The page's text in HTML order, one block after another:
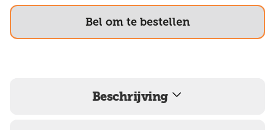
Bel om te bestellen
Beschrijving